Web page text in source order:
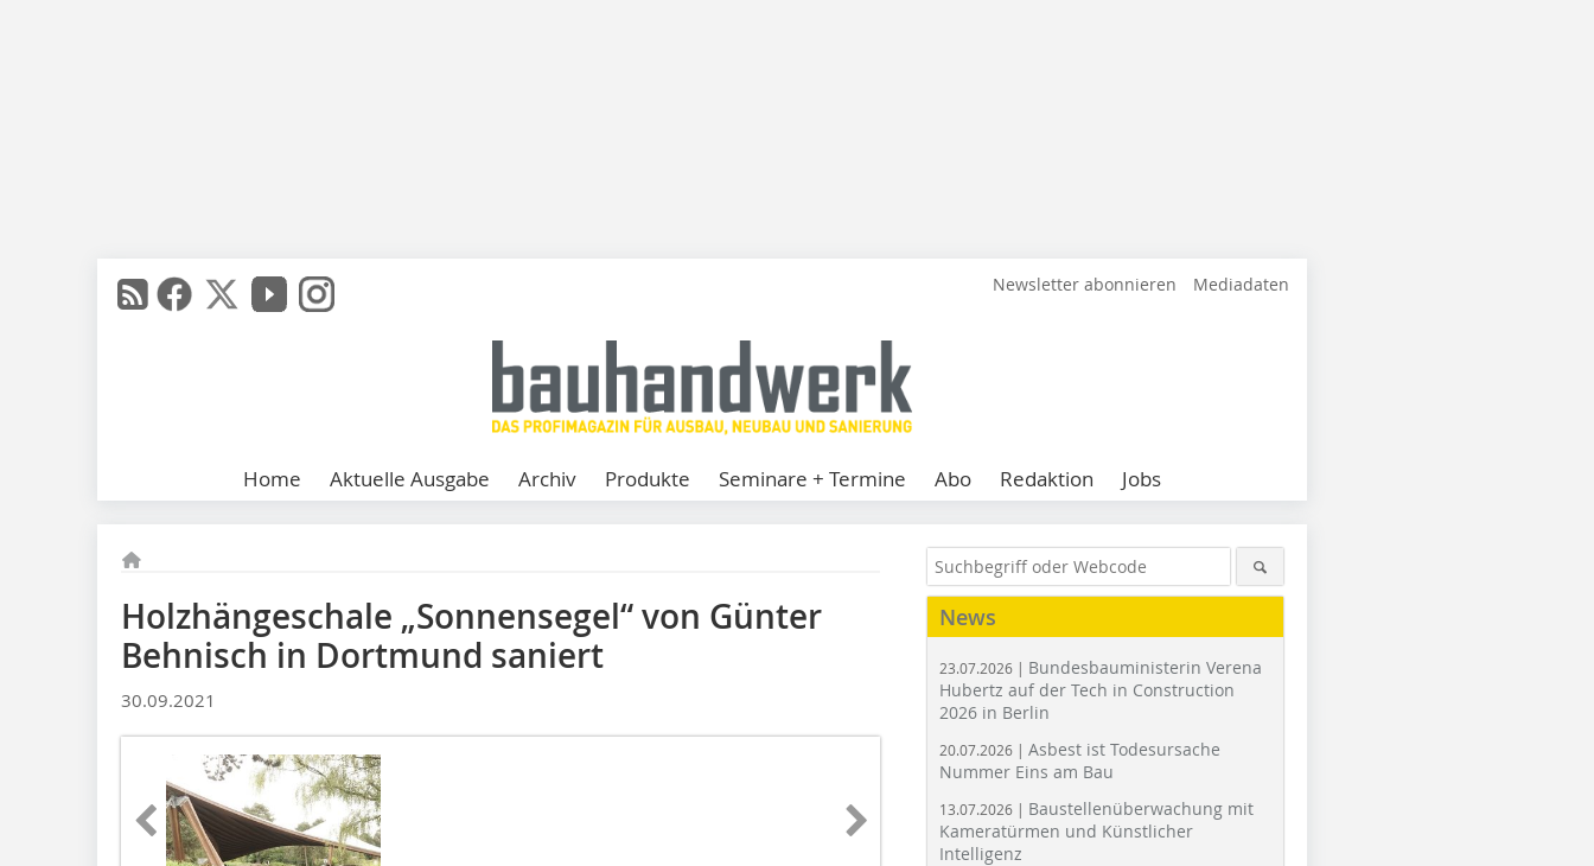
Newsletter abonnieren Mediadaten
Home Aktuelle Ausgabe Archiv Produkte Seminare + Termine Abo Redaktion Jobs
Holzhängeschale „Sonnensegel“ von Günter
Behnisch in Dortmund saniert
30.09.2021
News
23.07.2026 | Bundesbauministerin Verena
Hubertz auf der Tech in Construction
2026 in Berlin
20.07.2026 | Asbest ist Todesursache
Nummer Eins am Bau
13.07.2026 | Baustellenüberwachung mit
Kameratürmen und Künstlicher
Intelligenz